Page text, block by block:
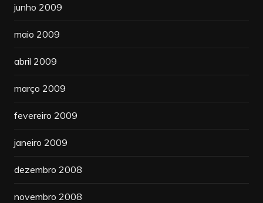
junho 2009
maio 2009
abril 2009
março 2009
fevereiro 2009
janeiro 2009
dezembro 2008
novembro 2008